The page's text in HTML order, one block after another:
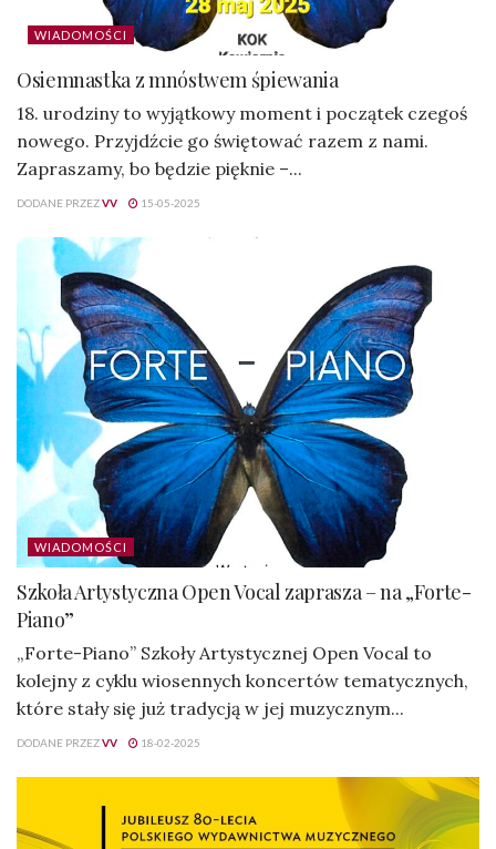
WIADOMOŚCI
Osiemnastka z mnóstwem śpiewania
18. urodziny to wyjątkowy moment i początek czegoś
nowego. Przyjdźcie go świętować razem z nami.
Zapraszamy, bo będzie pięknie –...
DODANE PRZEZVV 15-05-2025
WIADOMOŚCI
Szkoła Artystyczna Open Vocal zaprasza – na „Forte-
Piano”
„Forte-Piano” Szkoły Artystycznej Open Vocal to
kolejny z cyklu wiosennych koncertów tematycznych,
które stały się już tradycją w jej muzycznym...
DODANE PRZEZVV 18-02-2025